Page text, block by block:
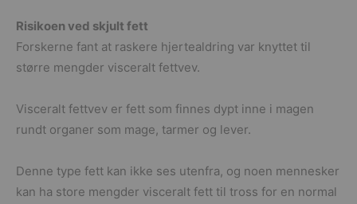
Risikoen ved skjult fett
Forskerne fant at raskere hjertealdring var knyttet til
større mengder visceralt fettvev.
Visceralt fettvev er fett som finnes dypt inne i magen
rundt organer som mage, tarmer og lever.
Denne type fett kan ikke ses utenfra, og noen mennesker
kan ha store mengder visceralt fett til tross for en normal